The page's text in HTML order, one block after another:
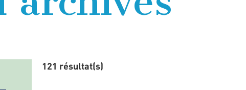
121 résultat(s)